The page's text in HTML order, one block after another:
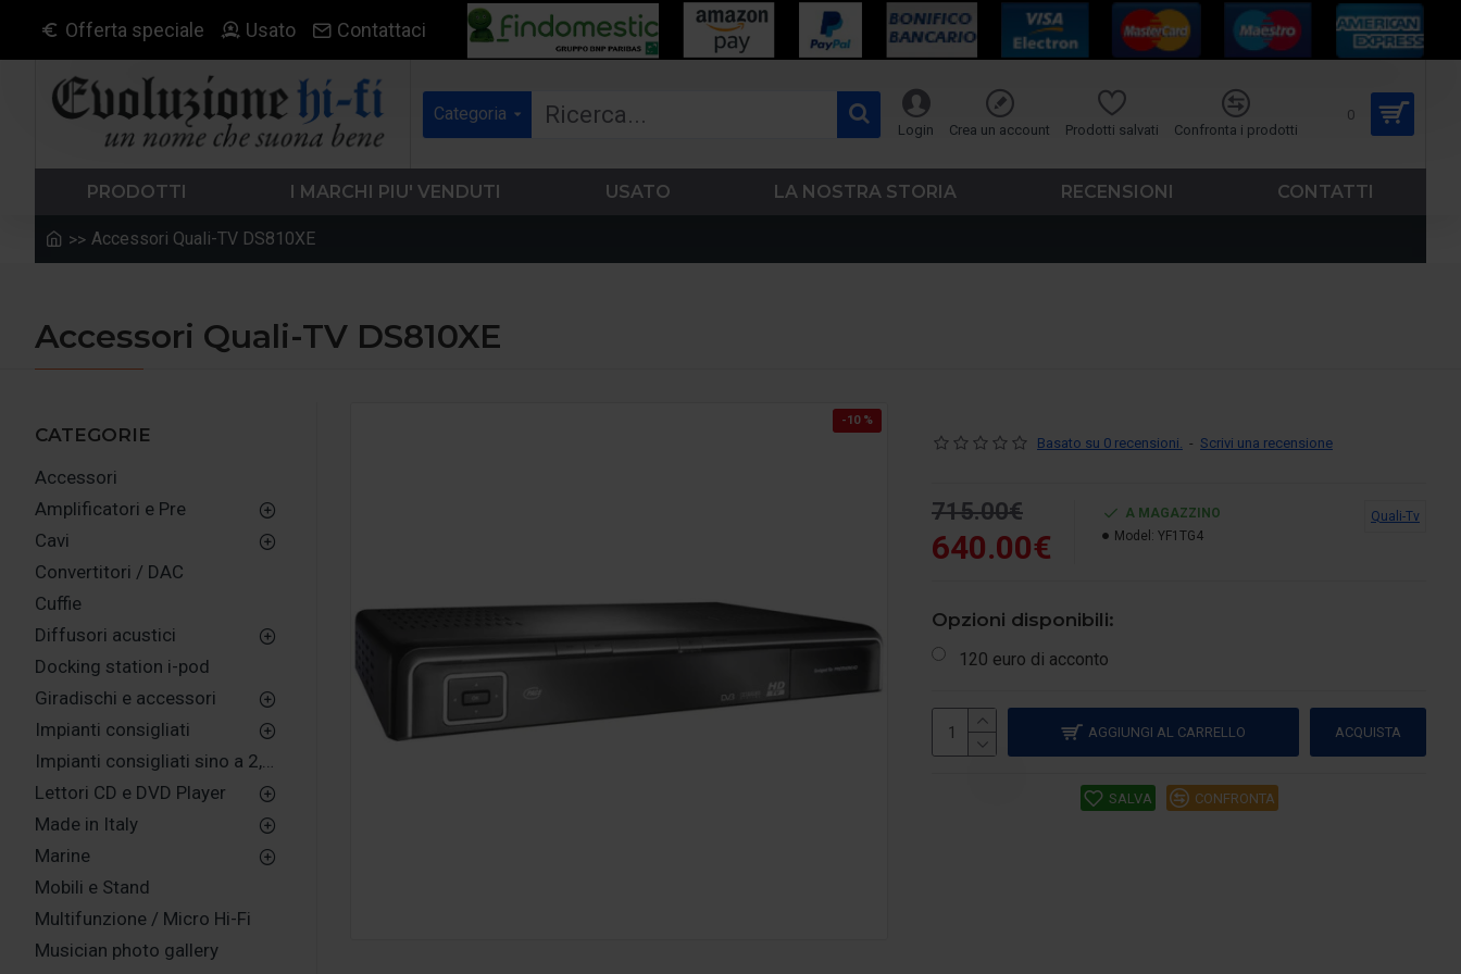
Offerta speciale Usato Contattaci
Categoria
Login Crea un account Prodotti salvati Confronta i prodotti
0
PRODOTTI I MARCHI PIU' VENDUTI USATO LA NOSTRA STORIA RECENSIONI CONTATTI
Accessori Quali-TV DS810XE
Accessori Quali-TV DS810XE
CATEGORIE
Accessori
Amplificatori e Pre
Cavi
Convertitori / DAC
Cuffie
Diffusori acustici
Docking station i-pod
Giradischi e accessori
Impianti consigliati
Impianti consigliati sino a 2,500,00 euro
Lettori CD e DVD Player
Made in Italy
Marine
Mobili e Stand
Multifunzione / Micro Hi-Fi
Musician photo gallery
-10 %
Basato su 0 recensioni. - Scrivi una recensione
640.00€
715.00€
A MAGAZZINO
Model: YF1TG4
Quali-Tv
Opzioni disponibili:
120 euro di acconto
AGGIUNGI AL CARRELLO ACQUISTA
SALVA CONFRONTA